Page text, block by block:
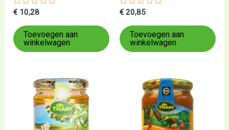
Gewaardeerd
uit
5
€ 10,28
Toevoegen aan
winkelwagen
Gewaardeerd
uit
5
€ 20,85
Toevoegen aan
winkelwagen